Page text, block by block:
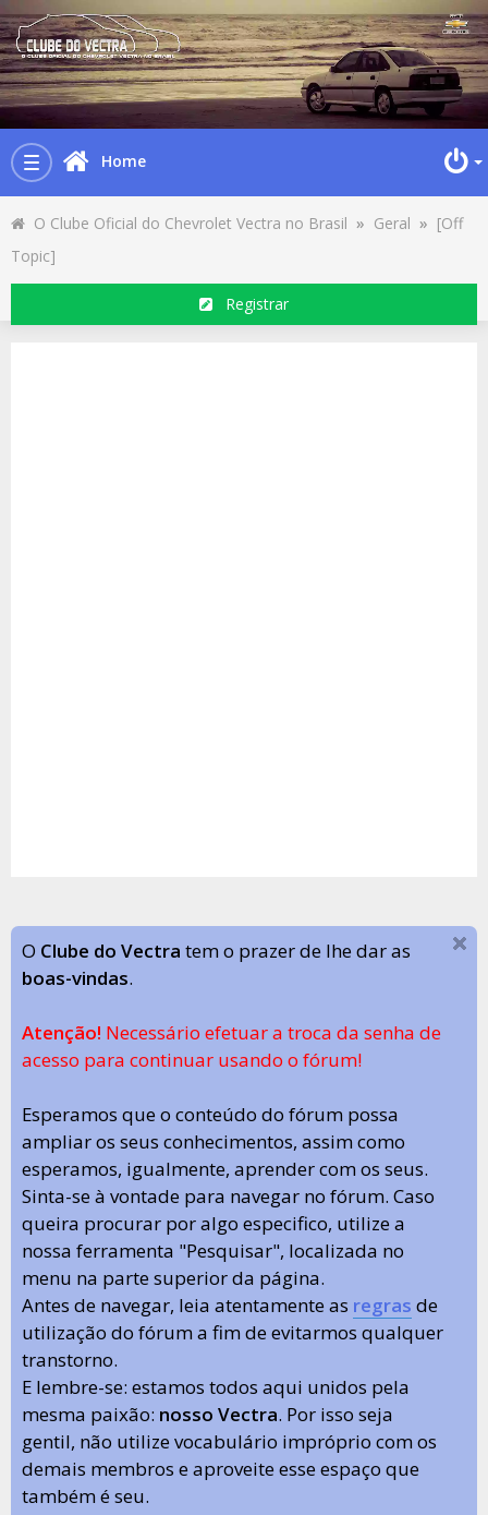
Toggle
navigation
Home
O Clube Oficial do Chevrolet Vectra no Brasil » Geral » [Off
Topic]
Registrar
O Clube do Vectra tem o prazer de lhe dar as
boas-vindas.
Atenção! Necessário efetuar a troca da senha de
acesso para continuar usando o fórum!
Esperamos que o conteúdo do fórum possa
ampliar os seus conhecimentos, assim como
esperamos, igualmente, aprender com os seus.
Sinta-se à vontade para navegar no fórum. Caso
queira procurar por algo especifico, utilize a
nossa ferramenta "Pesquisar", localizada no
menu na parte superior da página.
Antes de navegar, leia atentamente as regras de
utilização do fórum a fim de evitarmos qualquer
transtorno.
E lembre-se: estamos todos aqui unidos pela
mesma paixão: nosso Vectra. Por isso seja
gentil, não utilize vocabulário impróprio com os
demais membros e aproveite esse espaço que
também é seu.